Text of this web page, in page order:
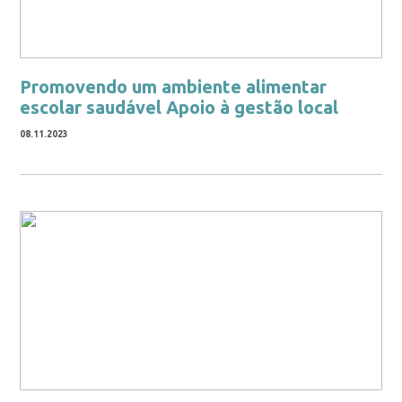
Promovendo um ambiente alimentar
escolar saudável Apoio à gestão local
08.11.2023